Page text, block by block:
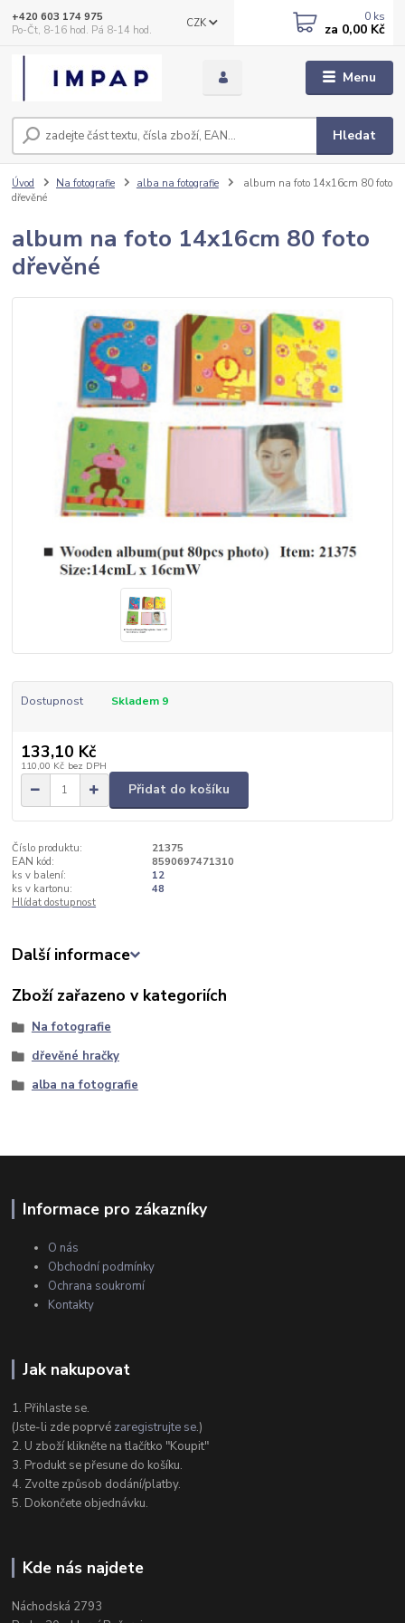
Menu
CZK
Hledat
+420 603 174 975
Po-Čt, 8-16 hod. Pá 8-14 hod.
0 ks
za 0,00 Kč
Úvod Na fotografie alba na fotografie
album na foto 14x16cm 80 foto
dřevěné
album na foto 14x16cm 80 foto
dřevěné
Dostupnost Skladem 9
133,10 Kč
110,00 Kč bez DPH
Přidat do košíku
Číslo produktu:
21375
EAN kód:
8590697471310
ks v balení:
12
ks v kartonu:
48
Hlídat dostupnost
Další informace
Zboží zařazeno v kategoriích
Na fotografie
dřevěné hračky
alba na fotografie
Informace pro zákazníky
O nás
Obchodní podmínky
Ochrana soukromí
Kontakty
Jak nakupovat
1. Přihlaste se.
(Jste-li zde poprvé zaregistrujte se.)
2. U zboží klikněte na tlačítko "Koupit"
3. Produkt se přesune do košíku.
4. Zvolte způsob dodání/platby.
5. Dokončete objednávku.
Kde nás najdete
Náchodská 2793